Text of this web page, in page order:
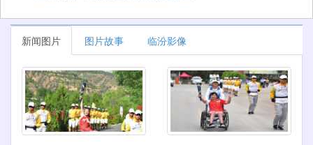
新闻图片 图片故事 临汾影像